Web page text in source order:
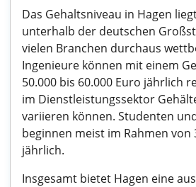
Das Gehaltsniveau in Hagen
unterhalb der deutschen
vielen Branchen durchaus
Ingenieure können mit einem
50.000 bis 60.000 Euro jährlich
im Dienstleistungssektor
variieren können. Studenten
beginnen meist im Rahmen von
jährlich.
Insgesamt bietet Hagen eine